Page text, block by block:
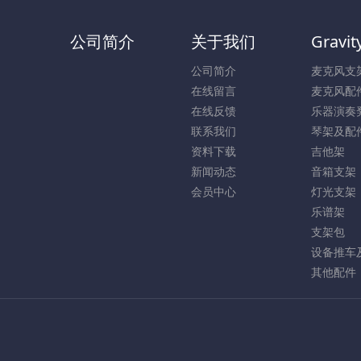
公司简介 关于我们
公司简介
在线留言
在线反馈
联系我们
资料下载
新闻动态
会员中心
麦克风支
麦克风配
乐器演奏
琴架及配
吉他架
音箱支架
灯光支架
乐谱架
支架包
设备推车
其他配件